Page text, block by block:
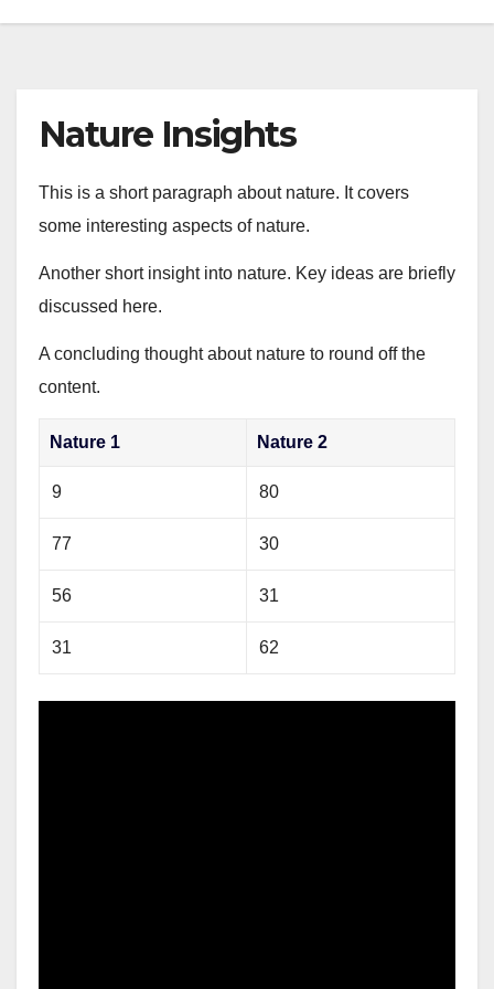
Nature Insights
This is a short paragraph about nature. It covers
some interesting aspects of nature.
Another short insight into nature. Key ideas are briefly
discussed here.
A concluding thought about nature to round off the
content.
Nature 1 Nature 2
9 80
77 30
56 31
31 62